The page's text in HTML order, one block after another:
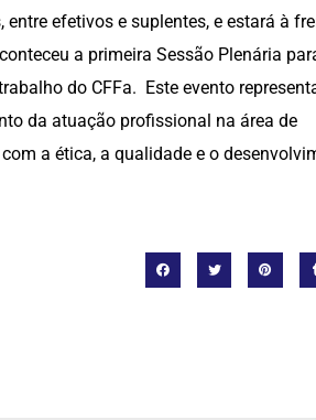
efetivos e suplentes, e estará à
a primeira Sessão Plenária
do CFFa. Este evento
da atuação profissional na área de
a ética, a qualidade e o